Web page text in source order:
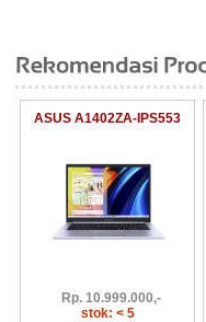
ASUS A1402ZA-IPS553
Rp. 10.999.000,-
stok: < 5